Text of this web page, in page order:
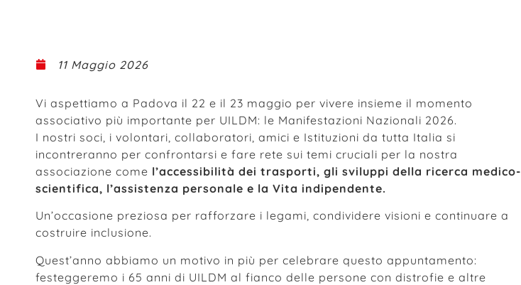
11 Maggio 2026
Vi aspettiamo a Padova il 22 e il 23 maggio per vivere insieme il momento
associativo più importante per UILDM: le Manifestazioni Nazionali 2026.
I nostri soci, i volontari, collaboratori, amici e Istituzioni da tutta Italia si
incontreranno per confrontarsi e fare rete sui temi cruciali per la nostra
associazione come l’accessibilità dei trasporti, gli sviluppi della ricerca medico-
scientifica, l’assistenza personale e la Vita indipendente.
Un’occasione preziosa per rafforzare i legami, condividere visioni e continuare a
costruire inclusione.
Quest’anno abbiamo un motivo in più per celebrare questo appuntamento:
festeggeremo i 65 anni di UILDM al fianco delle persone con distrofie e altre